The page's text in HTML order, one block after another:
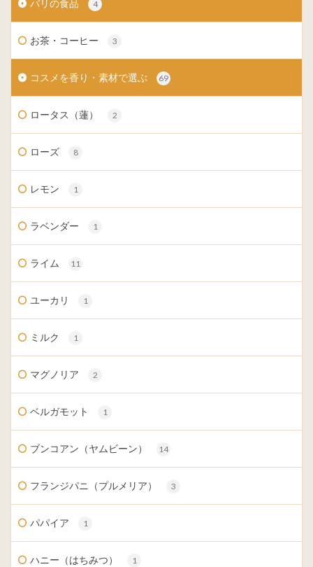
バリの食品 4
お茶・コーヒー 3
コスメを香り・素材で選ぶ 69
ロータス（蓮） 2
ローズ 8
レモン 1
ラベンダー 1
ライム 11
ユーカリ 1
ミルク 1
マグノリア 2
ベルガモット 1
ブンコアン（ヤムビーン） 14
フランジパニ（プルメリア） 3
パパイア 1
ハニー（はちみつ） 1